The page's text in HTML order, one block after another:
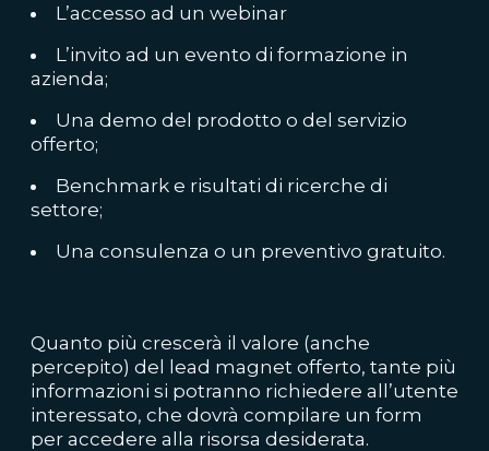
L’accesso ad un webinar
L’invito ad un evento di formazione in
azienda;
Una demo del prodotto o del servizio
offerto;
Benchmark e risultati di ricerche di
settore;
Una consulenza o un preventivo gratuito.
Quanto più crescerà il valore (anche
percepito) del lead magnet offerto, tante più
informazioni si potranno richiedere all’utente
interessato, che dovrà compilare un form
per accedere alla risorsa desiderata.